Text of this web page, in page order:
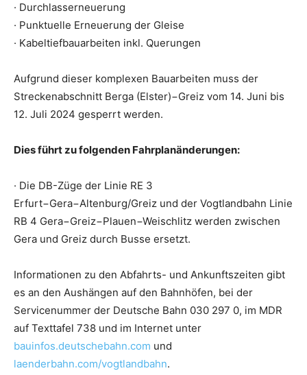
· Durchlasserneuerung
· Punktuelle Erneuerung der Gleise
· Kabeltiefbauarbeiten inkl. Querungen
Aufgrund dieser komplexen Bauarbeiten muss der
Streckenabschnitt Berga (Elster)−Greiz vom 14. Juni bis
12. Juli 2024 gesperrt werden.
Dies führt zu folgenden Fahrplanänderungen:
· Die DB-Züge der Linie RE 3
Erfurt−Gera−Altenburg/Greiz und der Vogtlandbahn Linie
RB 4 Gera−Greiz−Plauen−Weischlitz werden zwischen
Gera und Greiz durch Busse ersetzt.
Informationen zu den Abfahrts- und Ankunftszeiten gibt
es an den Aushängen auf den Bahnhöfen, bei der
Servicenummer der Deutsche Bahn 030 297 0, im MDR
auf Texttafel 738 und im Internet unter
bauinfos.deutschebahn.com und
laenderbahn.com/vogtlandbahn.